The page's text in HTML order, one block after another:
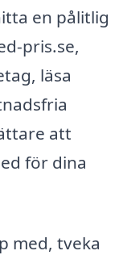
en pålitlig
pris.se,
läsa
att
för dina
med, tveka